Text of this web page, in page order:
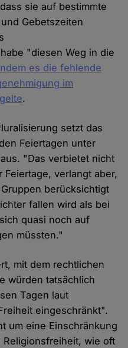
sie auf bestimmte
Gebetszeiten
"diesen Weg in die
es die fehlende
im
.
setzt das
Feiertagen unter
"Das verbietet nicht
verlangt aber,
berücksichtigt
fallen wird als bei
quasi noch auf
müssten."
mit dem rechtlichen
würden tatsächlich
Tagen laut
eingeschränkt".
um eine Einschränkung
wie oft